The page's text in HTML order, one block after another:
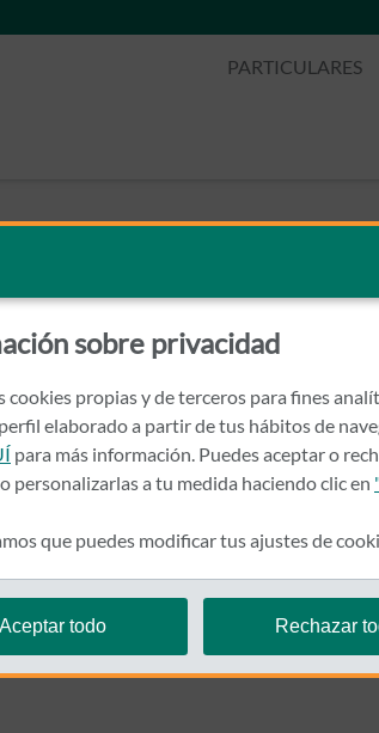
PARTICULARES
sobre privacidad
cookies propias y de terceros para fines
elaborado a partir de tus hábitos de
para más información. Puedes aceptar o
personalizarlas a tu medida haciendo clic en
que puedes modificar tus ajustes de
Aceptar todo Rechazar